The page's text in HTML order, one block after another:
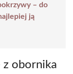
– do
ją
z obornika